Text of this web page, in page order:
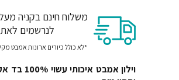
₪99.
משלוח חינם בקניה מעל 399
לנרשמים
*לא כולל כיורים ארונות אמבט
וילון אמבט